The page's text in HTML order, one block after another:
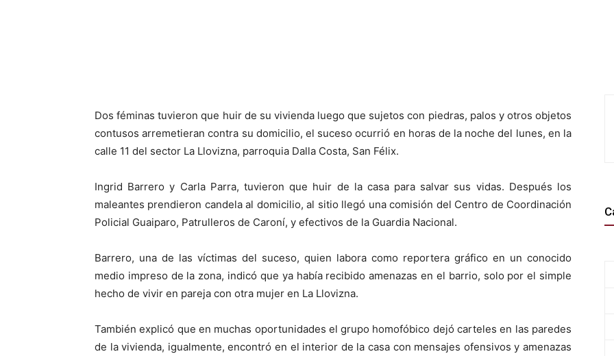
Dos féminas tuvieron que huir de su vivienda luego que sujetos con piedras, palos y otros objetos
contusos arremetieran contra su domicilio, el suceso ocurrió en horas de la noche del lunes, en la
calle 11 del sector La Llovizna, parroquia Dalla Costa, San Félix.
Ingrid Barrero y Carla Parra, tuvieron que huir de la casa para salvar sus vidas. Después los
maleantes prendieron candela al domicilio, al sitio llegó una comisión del Centro de Coordinación
Policial Guaiparo, Patrulleros de Caroní, y efectivos de la Guardia Nacional.
Barrero, una de las víctimas del suceso, quien labora como reportera gráfico en un conocido
medio impreso de la zona, indicó que ya había recibido amenazas en el barrio, solo por el simple
hecho de vivir en pareja con otra mujer en La Llovizna.
También explicó que en muchas oportunidades el grupo homofóbico dejó carteles en las paredes
de la vivienda, igualmente, encontró en el interior de la casa con mensajes ofensivos y amenazas